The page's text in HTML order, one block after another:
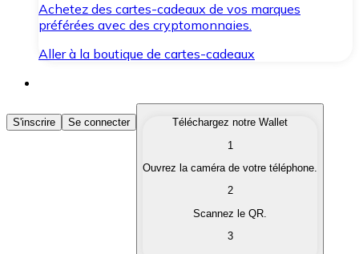
Achetez des cartes-cadeaux de vos marques
préférées avec des cryptomonnaies.
Aller à la boutique de cartes-cadeaux
Acheter des Cryptomonnaies
Achetez les cryptomonnaies qui vous intéressent
Convertissez vos cryptomonnaies en monnaie
S'inscrire Se connecter
Téléchargez notre Wallet
1
Ouvrez la caméra de votre téléphone.
2
Scannez le QR.
3